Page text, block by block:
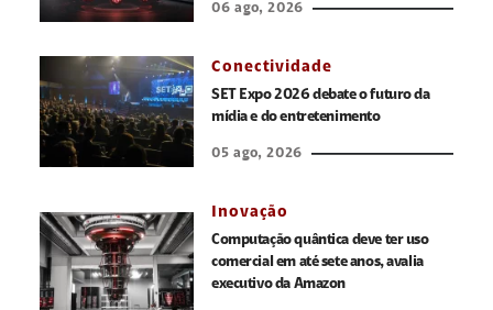
06 ago, 2026
Conectividade
SET Expo 2026 debate o futuro da
mídia e do entretenimento
05 ago, 2026
Inovação
Computação quântica deve ter uso
comercial em até sete anos, avalia
executivo da Amazon